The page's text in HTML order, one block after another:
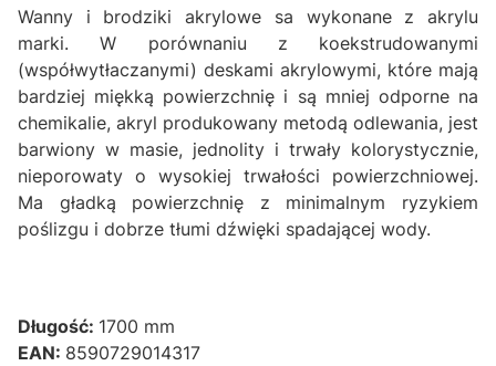
Wanny i brodziki akrylowe sa wykonane z akrylu
marki. W porównaniu z koekstrudowanymi
(współwytłaczanymi) deskami akrylowymi, które mają
bardziej miękką powierzchnię i są mniej odporne na
chemikalie, akryl produkowany metodą odlewania, jest
barwiony w masie, jednolity i trwały kolorystycznie,
nieporowaty o wysokiej trwałości powierzchniowej.
Ma gładką powierzchnię z minimalnym ryzykiem
poślizgu i dobrze tłumi dźwięki spadającej wody.
Długość: 1700 mm
EAN: 8590729014317